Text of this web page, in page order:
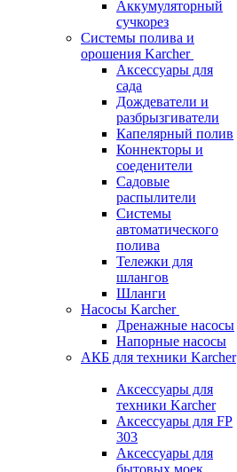
Аккумуляторный
сучкорез
Системы полива и
орошения Karcher
Аксессуары для
сада
Дождеватели и
разбрызгиватели
Капелярный полив
Коннекторы и
соеденители
Садовые
распылители
Системы
автоматического
полива
Тележки для
шлангов
Шланги
Насосы Karcher
Дренажные насосы
Напорные насосы
АКБ для техники Karcher
Аксессуары для
техники Karcher
Аксессуары для FP
303
Аксессуары для
бытовых моек